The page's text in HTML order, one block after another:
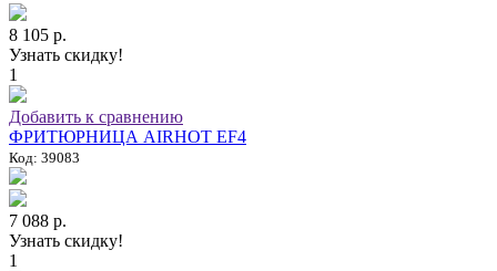
8 105 р.
Узнать скидку!
1
Добавить к сравнению
ФРИТЮРНИЦА AIRHOT EF4
Код: 39083
7 088 р.
Узнать скидку!
1